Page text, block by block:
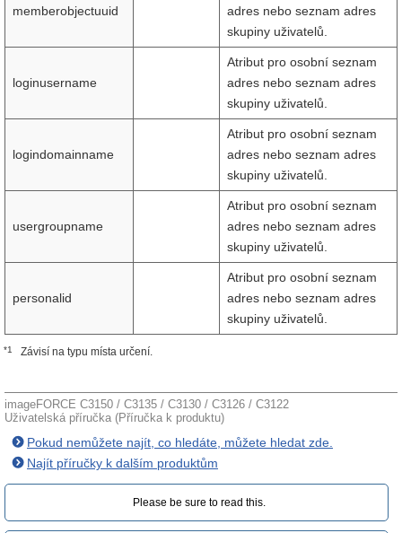
memberobjectuuid
adres nebo seznam adres
skupiny uživatelů.
loginusername
Atribut pro osobní seznam
adres nebo seznam adres
skupiny uživatelů.
logindomainname
Atribut pro osobní seznam
adres nebo seznam adres
skupiny uživatelů.
usergroupname
Atribut pro osobní seznam
adres nebo seznam adres
skupiny uživatelů.
personalid
Atribut pro osobní seznam
adres nebo seznam adres
skupiny uživatelů.
*1 Závisí na typu místa určení.
imageFORCE C3150 / C3135 / C3130 / C3126 / C3122
Uživatelská příručka (Příručka k produktu)
Pokud nemůžete najít, co hledáte, můžete hledat zde.
Najít příručky k dalším produktům
Please be sure to read this.‎